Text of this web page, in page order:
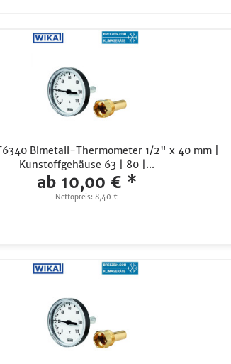
Bimetall-Thermometer 1/2" x 40 mm |
Kunstoffgehäuse 63 | 80 |...
ab 10,00 € *
Nettopreis: 8,40 €